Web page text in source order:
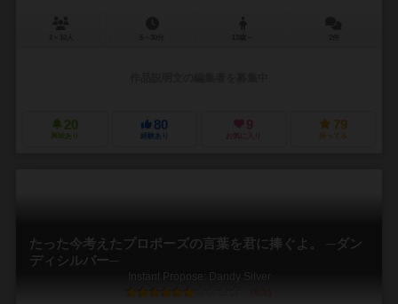
20
興味あり
80
経験あり
9
お気に入り
79
持ってる
たった今考えたプロポーズの言葉を君に捧ぐよ。 ─ダン
ディシルバー─
Instant Propose: Dandy Silver